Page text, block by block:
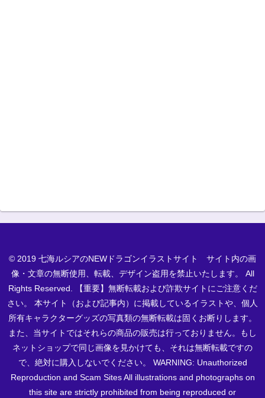
© 2019 七海ルシアのNEWドラゴンイラストサイト サイト内の画
像・文章の無断使用、転載、デザイン盗用を禁止いたします。 All
Rights Reserved. 【重要】無断転載および詐欺サイトにご注意くだ
さい。 本サイト（および記事内）に掲載しているイラストや、個人
所有キャラクターグッズの写真類の無断転載は固くお断りします。
また、当サイトではそれらの商品の販売は行っておりません。もし
ネットショップで同じ画像を見かけても、それは無断転載ですの
で、絶対に購入しないでください。 WARNING: Unauthorized
Reproduction and Scam Sites All illustrations and photographs on
this site are strictly prohibited from being reproduced or